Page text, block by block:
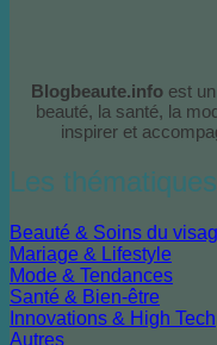
Blogbeaute.infoest un
beauté, la santé, la
inspirer et
Les thématiques
Beauté & Soins du
Mariage & Lifestyle
Mode & Tendances
Santé & Bien-être
Innovations & High Tech
Autres